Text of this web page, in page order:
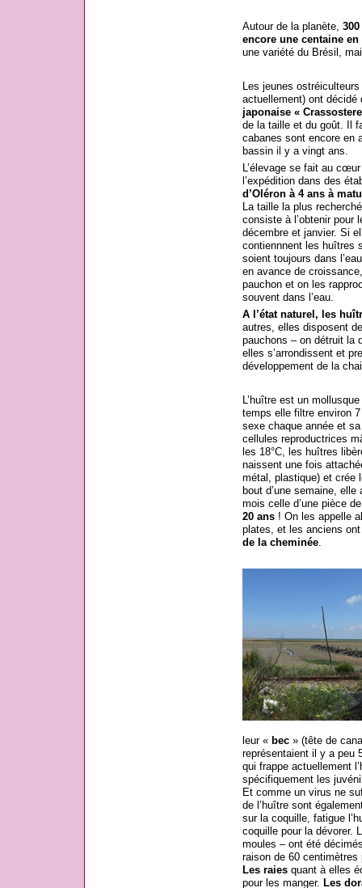
Autour de la planète,
encore une centaine en
une variété du Brésil,
Les jeunes
actuellement) ont
japonaise «
de la taille et du goût. Il
cabanes sont encore en
bassin il y a vingt ans.
L’élevage se fait au
l’expédition dans des
d’Oléron à 4 ans à
La taille la plus
consiste à l’obtenir pour
décembre et janvier. Si
contiennnent les huîtres
soient toujours dans
en avance de
pauchon et on les
souvent dans l’eau.
A l’état naturel, les
autres, elles disposent
pauchons – on détruit la
elles s’arrondissent et
développement de la
L’huître est un
temps elle filtre environ
sexe chaque année et
cellules reproductrices
les 18°C, les huîtres
naissent une fois
métal, plastique) et crée
bout d’une semaine, elle
mois celle d’une pièce
20 ans! On les appelle
plates, et les anciens
de la cheminée.
leur « bec» (tête de
représentaient il y a peu
qui frappe actuellement
spécifiquement les
Et comme un virus ne
de l’huître sont
sur la coquille, fatigue
coquille pour la dévorer.
moules – ont été
raison de 60
Les raiesquant à elles
pour les manger. Les